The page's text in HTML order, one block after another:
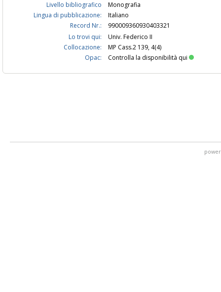
Livello bibliografico
Monografia
Lingua di pubblicazione:
Italiano
Record Nr.:
990009360930403321
Lo trovi qui:
Univ. Federico II
Collocazione:
MP Cass.2 139, 4(4)
Opac:
Controlla la disponibilità qui